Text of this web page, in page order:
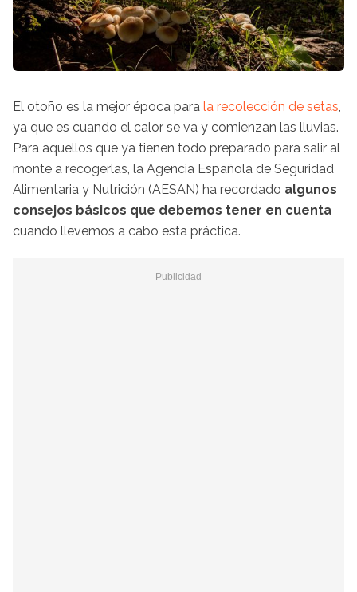
El otoño es la mejor época para la recolección de setas,
ya que es cuando el calor se va y comienzan las lluvias.
Para aquellos que ya tienen todo preparado para salir al
monte a recogerlas, la Agencia Española de Seguridad
Alimentaria y Nutrición (AESAN) ha recordado algunos
consejos básicos que debemos tener en cuenta
cuando llevemos a cabo esta práctica.